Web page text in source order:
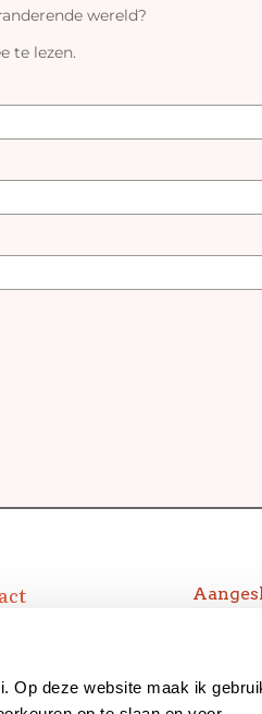
Op deze website maak ik
wereld?
te lezen.
Hoorn